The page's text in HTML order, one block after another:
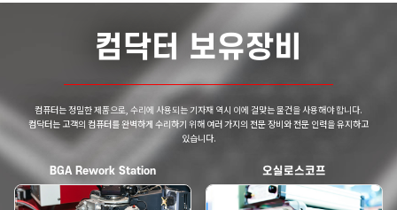
컴닥터 보유장비
컴퓨터는 정밀한 제품으로, 수리에 사용되는 기자재 역시 이에 걸맞는 물건을 사용해야 합니다.
컴닥터는 고객의 컴퓨터를 완벽하게 수리하기 위해 여러 가지의 전문 장비와 전문 인력을 유지하고
있습니다.
BGA Rework Station 오실로스코프